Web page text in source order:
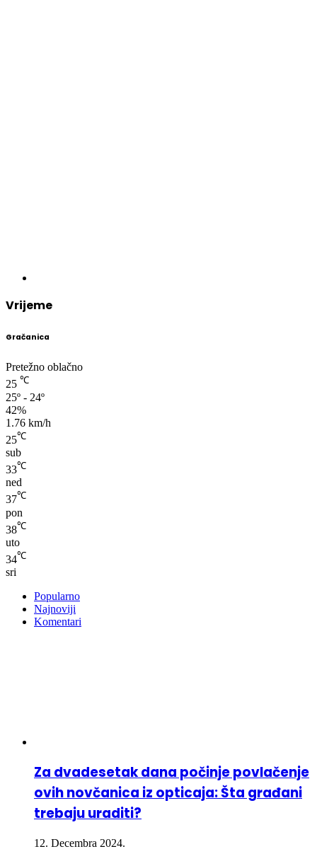
Vrijeme
Gračanica
Pretežno oblačno
25 ℃
25º - 24º
42%
1.76 km/h
25℃
sub
33℃
ned
37℃
pon
38℃
uto
34℃
sri
Popularno
Najnoviji
Komentari
Za dvadesetak dana počinje povlačenje
ovih novčanica iz opticaja: Šta građani
trebaju uraditi?
12. Decembra 2024.